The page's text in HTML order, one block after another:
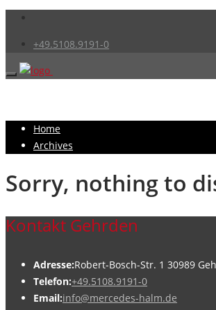
+49.5108.9191-0
Home
Archives
Sorry, nothing to
Kontakt Gehrden
Adresse:Robert-Bosch-Str. 1 30989
Telefon:+49.5108.9191-0
Email:info@mercedes-halm.de